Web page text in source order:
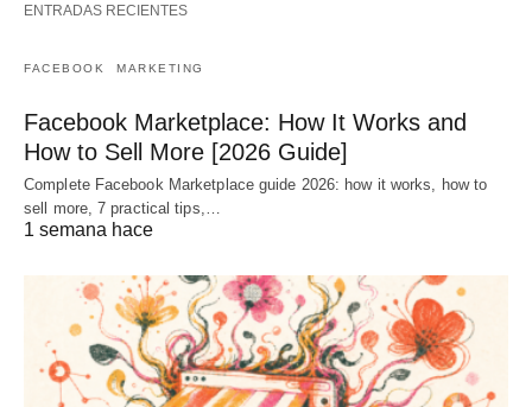
ENTRADAS RECIENTES
FACEBOOK MARKETING
Facebook Marketplace: How It Works and
How to Sell More [2026 Guide]
Complete Facebook Marketplace guide 2026: how it works, how to
sell more, 7 practical tips,…
1 semana hace